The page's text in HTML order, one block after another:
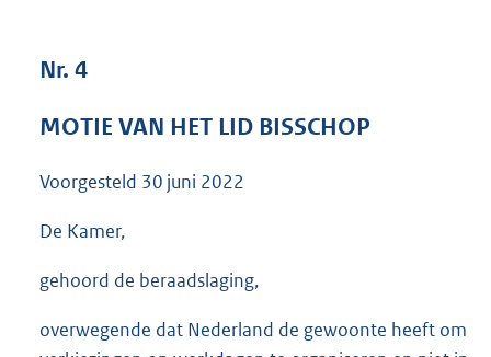
K
Nr. 4
MOTIE VAN HET LID BISSCHOP
Voorgesteld 30 juni 2022
De Kamer,
gehoord de beraadslaging,
overwegende dat Nederland de gewoonte heeft om